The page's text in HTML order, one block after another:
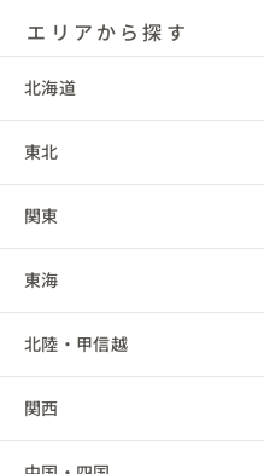
エリアから探す
北海道
北海道
東北
青森県
岩手県
宮城県
秋田県
関東
茨城県
栃木県
群馬県
東海
岐阜県
静岡県
北陸・甲信越
新潟県
関西